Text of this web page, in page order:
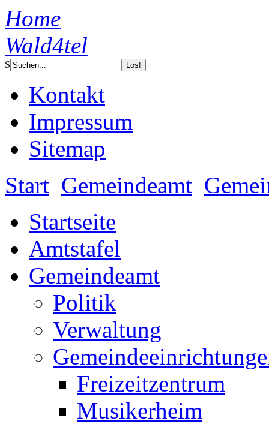
Home
Wald4tel
S
Kontakt
Impressum
Sitemap
Start Gemeindeamt
Startseite
Amtstafel
Gemeindeamt
Politik
Verwaltung
Freizeitzentrum
Musikerheim